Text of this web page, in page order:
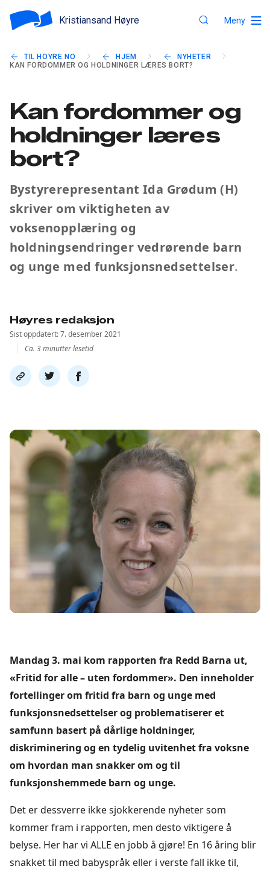
Kristiansand Høyre Meny
TIL HOYRE.NO HJEM
NYHETER
KAN FORDOMMER OG HOLDNINGER LÆRES BORT?
Kan fordommer og
holdninger læres
bort?
Bystyrerepresentant Ida Grødum (H)
skriver om viktigheten av
voksenopplæring og
holdningsendringer vedrørende barn
og unge med funksjonsnedsettelser.
Høyres redaksjon
Sist oppdatert: 7. desember 2021
Ca. 3 minutter lesetid
Del
link
Del
på
Del
på
Mandag 3. mai kom rapporten fra Redd Barna ut,
«Fritid for alle – uten fordommer». Den inneholder
fortellinger om fritid fra barn og unge med
funksjonsnedsettelser og problematiserer et
samfunn basert på dårlige holdninger,
diskriminering og en tydelig uvitenhet fra voksne
om hvordan man snakker om og til
funksjonshemmede barn og unge.
Det er dessverre ikke sjokkerende nyheter som
kommer fram i rapporten, men desto viktigere å
belyse. Her har vi ALLE en jobb å gjøre! En 16 åring blir
snakket til med babyspråk eller i verste fall ikke til,